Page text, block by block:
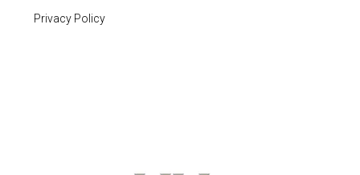
Privacy Policy